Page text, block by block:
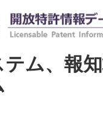
テム、報